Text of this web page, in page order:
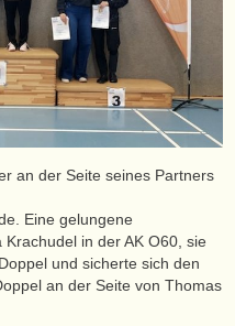
an der Seite seines Partners
Eine gelungene
in der AK O60, sie
und sicherte sich den
an der Seite von Thomas